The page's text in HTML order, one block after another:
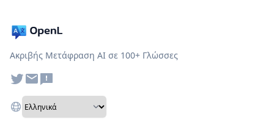
Ακριβής Μετάφραση AI σε 100+ Γλώσσες